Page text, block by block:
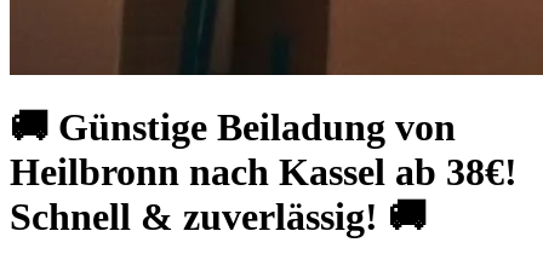
🚚 Günstige Beiladung von
Heilbronn nach Kassel ab 38€!
Schnell & zuverlässig! 🚚